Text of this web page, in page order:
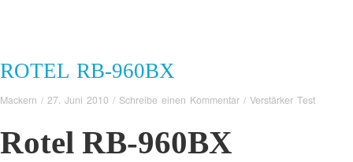
ROTEL RB-960BX
Mackern / 27. Juni 2010 / Schreibe einen Kommentar / Verstärker Test
Rotel RB-960BX